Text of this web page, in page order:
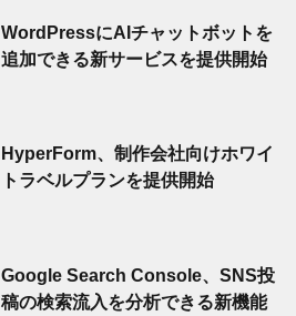
WordPressにAIチャットボットを
追加できる新サービスを提供開始
HyperForm、制作会社向けホワイ
トラベルプランを提供開始
Google Search Console、SNS投
稿の検索流入を分析できる新機能